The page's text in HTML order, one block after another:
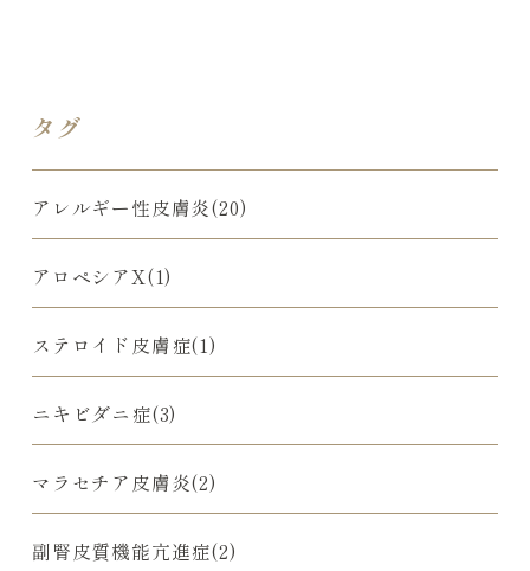
タグ
アレルギー性皮膚炎(20)
アロペシアX(1)
ステロイド皮膚症(1)
ニキビダニ症(3)
マラセチア皮膚炎(2)
副腎皮質機能亢進症(2)